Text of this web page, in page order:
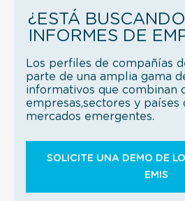
¿ESTÁ
INFORMES DE
Los perfiles de compañías
parte de una amplia gama
informativos que combinan
empresas,sectores y países
mercados emergentes.
SOLICITE UNA DEMO DE
EMIS